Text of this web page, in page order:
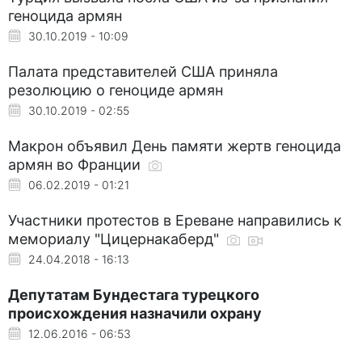
геноцида армян
30.10.2019 - 10:09
Палата представителей США приняла
резолюцию о геноциде армян
30.10.2019 - 02:55
Макрон объявил День памяти жертв геноцида
армян во Франции
06.02.2019 - 01:21
Участники протестов в Ереване направились к
мемориалу "Цицернакаберд"
24.04.2018 - 16:13
Депутатам Бундестага турецкого
происхождения назначили охрану
12.06.2016 - 06:53